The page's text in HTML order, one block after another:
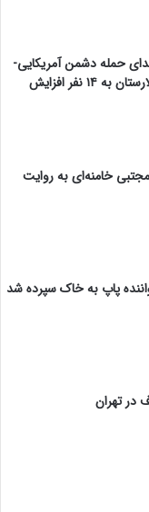
حمله دشمن آمریکایی-
صهیونیستی به دادگستری لارستان به ۱۴ نفر افزایش
خامنه‌ای به روایت
پاپ به خاک سپرده شد
در تهران